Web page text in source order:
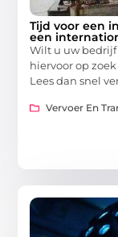
Tijd voor een
een
Wilt u uw
hiervoor op
Lees dan snel
Vervoer En